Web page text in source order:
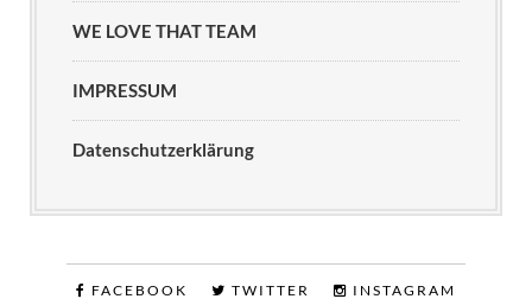
WE LOVE THAT TEAM
IMPRESSUM
Datenschutzerklärung
FACEBOOK TWITTER INSTAGRAM